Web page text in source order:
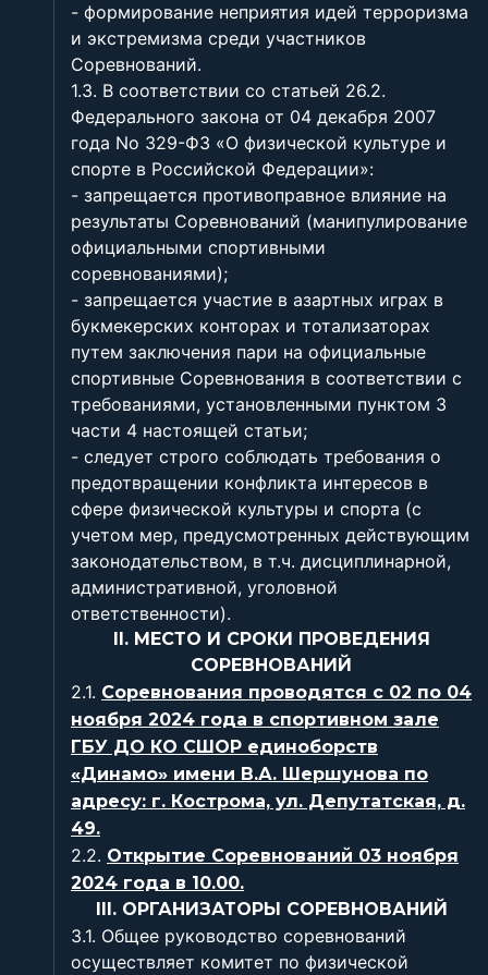
- формирование неприятия идей терроризма
и экстремизма среди участников
Соревнований.
1.3. В соответствии со статьей 26.2.
Федерального закона от 04 декабря 2007
года No 329-ФЗ «О физической культуре и
спорте в Российской Федерации»:
- запрещается противоправное влияние на
результаты Соревнований (манипулирование
официальными спортивными
соревнованиями);
- запрещается участие в азартных играх в
букмекерских конторах и тотализаторах
путем заключения пари на официальные
спортивные Соревнования в соответствии с
требованиями, установленными пунктом 3
части 4 настоящей статьи;
- следует строго соблюдать требования о
предотвращении конфликта интересов в
сфере физической культуры и спорта (с
учетом мер, предусмотренных действующим
законодательством, в т.ч. дисциплинарной,
административной, уголовной
ответственности).
II. МЕСТО И СРОКИ ПРОВЕДЕНИЯ
СОРЕВНОВАНИЙ
2.1. Соревнования проводятся с 02 по 04
ноября 2024 года в спортивном зале
ГБУ ДО КО СШОР единоборств
«Динамо» имени В.А. Шершунова по
адресу: г. Кострома, ул. Депутатская, д.
49.
2.2. Открытие Соревнований 03 ноября
2024 года в 10.00.
III. ОРГАНИЗАТОРЫ СОРЕВНОВАНИЙ
3.1. Общее руководство соревнований
осуществляет комитет по физической